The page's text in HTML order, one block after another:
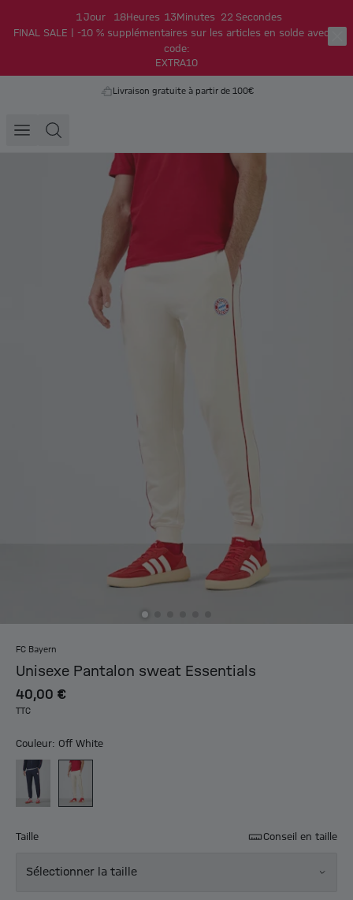
1Jour 18Heures 13 Minutes 21 Secondes
FINAL SALE | -10 % supplémentaires sur les articles en solde avec le
code:
EXTRA10
Livraison gratuite à partir de 100€
FC Bayern
Unisexe Pantalon sweat Essentials
40,00 €
TTC
Couleur: Off White
Taille Conseil en taille
Sélectionner la taille